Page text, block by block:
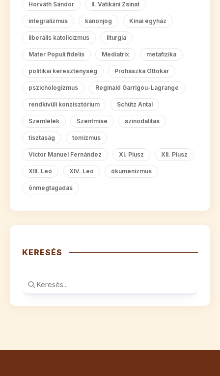
Horváth Sándor II. Vatikáni Zsinat
integralizmus kánonjog Kínai egyház
liberális katolicizmus liturgia
Mater Populi fidelis Mediatrix metafizika
politikai kereszténység Prohászka Ottokár
pszichologizmus Reginald Garrigou-Lagrange
rendkívüli konzisztórium Schütz Antal
Szemlélek Szentmise szinodalitás
tisztaság tomizmus
Víctor Manuel Fernández XI. Piusz XII. Piusz
XIII. Leó XIV. Leó ökumenizmus
önmegtagadás
KERESÉS